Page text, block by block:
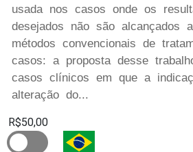
usada nos casos onde os
desejados não são alcançados
métodos convencionais de
casos: a proposta desse
casos clínicos em que a
alteração do...
R$50,00